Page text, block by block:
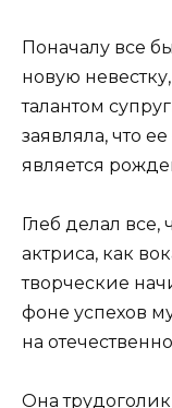
Поначалу все
новую
талантом
заявляла, что
является
Глеб делал все,
актриса, как
творческие
фоне успехов
на
Она трудоголик